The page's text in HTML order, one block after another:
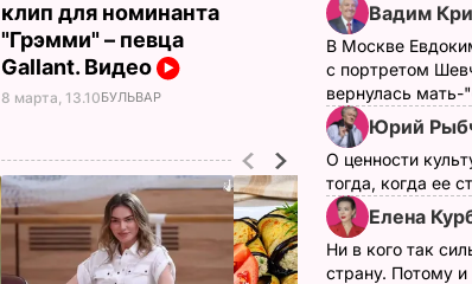
клип для номинанта
"Грэмми" – певца
Gallant. Видео
8 марта, 13.10БУЛЬВАР
Вадим
В Москве
с портретом
вернулась мать-
Юрий
О ценности
тогда, когда ее
Елена
Ни в кого так
страну. Потому